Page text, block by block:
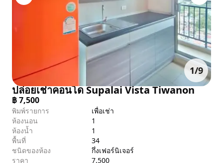
1/9
ปล่อยเช่าคอนโด Supalai Vista Tiwanon
฿7,500
พิมพ์รายการ
เพื่อเช่า
ห้องนอน
1
ห้องน้ำ
1
พื้นที่
34
ชนิดของห้อง
กึ่งเฟอร์นิเจอร์
ราคา
7,500